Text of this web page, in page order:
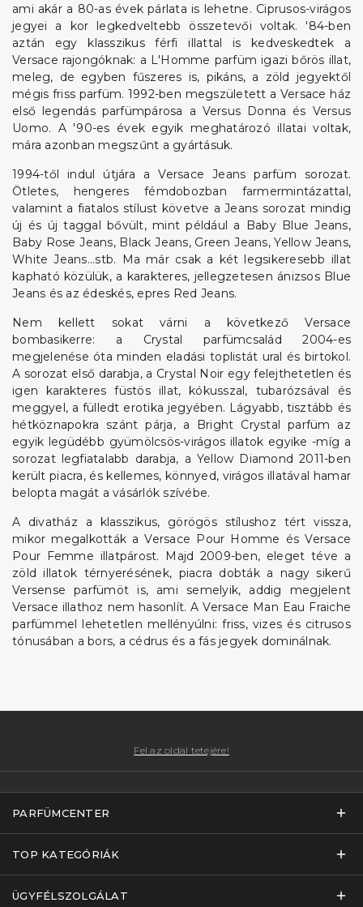
ami akár a 80-as évek párlata is lehetne. Ciprusos-virágos
jegyei a kor legkedveltebb összetevői voltak. '84-ben
aztán egy klasszikus férfi illattal is kedveskedtek a
Versace rajongóknak: a L'Homme parfüm igazi bőrös illat,
meleg, de egyben fűszeres is, pikáns, a zöld jegyektől
mégis friss parfüm. 1992-ben megszületett a Versace ház
első legendás parfümpárosa a Versus Donna és Versus
Uomo. A '90-es évek egyik meghatározó illatai voltak,
mára azonban megszűnt a gyártásuk.
1994-től indul útjára a Versace Jeans parfüm sorozat.
Ötletes, hengeres fémdobozban farmermintázattal,
valamint a fiatalos stílust követve a Jeans sorozat mindig
új és új taggal bővült, mint például a Baby Blue Jeans,
Baby Rose Jeans, Black Jeans, Green Jeans, Yellow Jeans,
White Jeans...stb. Ma már csak a két legsikeresebb illat
kapható közülük, a karakteres, jellegzetesen ánizsos Blue
Jeans és az édeskés, epres Red Jeans.
Nem kellett sokat várni a következő Versace
bombasikerre: a Crystal parfümcsalád 2004-es
megjelenése óta minden eladási toplistát ural és birtokol.
A sorozat első darabja, a Crystal Noir egy felejthetetlen és
igen karakteres füstös illat, kókusszal, tubarózsával és
meggyel, a fülledt erotika jegyében. Lágyabb, tisztább és
hétköznapokra szánt párja, a Bright Crystal parfüm az
egyik legüdébb gyümölcsös-virágos illatok egyike -míg a
sorozat legfiatalabb darabja, a Yellow Diamond 2011-ben
került piacra, és kellemes, könnyed, virágos illatával hamar
belopta magát a vásárlók szívébe.
A divatház a klasszikus, görögös stílushoz tért vissza,
mikor megalkották a Versace Pour Homme és Versace
Pour Femme illatpárost. Majd 2009-ben, eleget téve a
zöld illatok térnyerésének, piacra dobták a nagy sikerű
Versense parfümöt is, ami semelyik, addig megjelent
Versace illathoz nem hasonlít. A Versace Man Eau Fraiche
parfümmel lehetetlen mellényúlni: friss, vizes és citrusos
tónusában a bors, a cédrus és a fás jegyek dominálnak.
Fel az oldal tetejére!
PARFÜMCENTER
TOP KATEGÓRIÁK
ÜGYFÉLSZOLGÁLAT